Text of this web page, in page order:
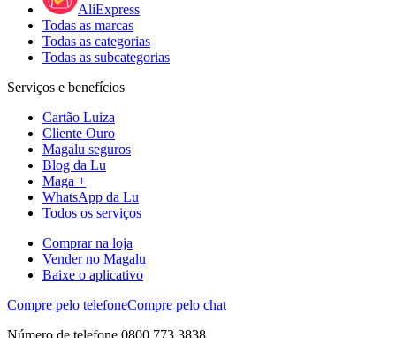
AliExpress
Todas as marcas
Todas as categorias
Todas as subcategorias
Serviços e benefícios
Cartão Luiza
Cliente Ouro
Magalu seguros
Blog da Lu
Maga +
WhatsApp da Lu
Todos os serviços
Comprar na loja
Vender no Magalu
Baixe o aplicativo
Compre pelo telefoneCompre pelo chat
Número de telefone 0800 773 3838